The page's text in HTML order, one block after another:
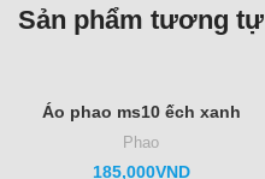
Sản phẩm tương tự
Áo phao ms10 ếch xanh
Phao
185,000VND